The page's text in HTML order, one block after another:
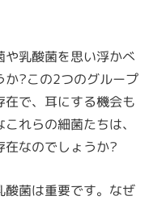
乳酸菌を思い浮かべ
か?この2つのグループ
で、耳にする機会も
れらの細菌たちは、
在なのでしょうか?
酸菌は重要です。なぜ